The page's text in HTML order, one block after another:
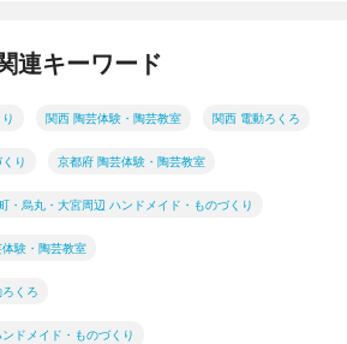
連キーワード
関西 陶芸体験・陶芸教室 関西 電動ろくろ
り 京都府 陶芸体験・陶芸教室
・烏丸・大宮周辺 ハンドメイド・ものづくり
験・陶芸教室
くろ
ドメイド・ものづくり